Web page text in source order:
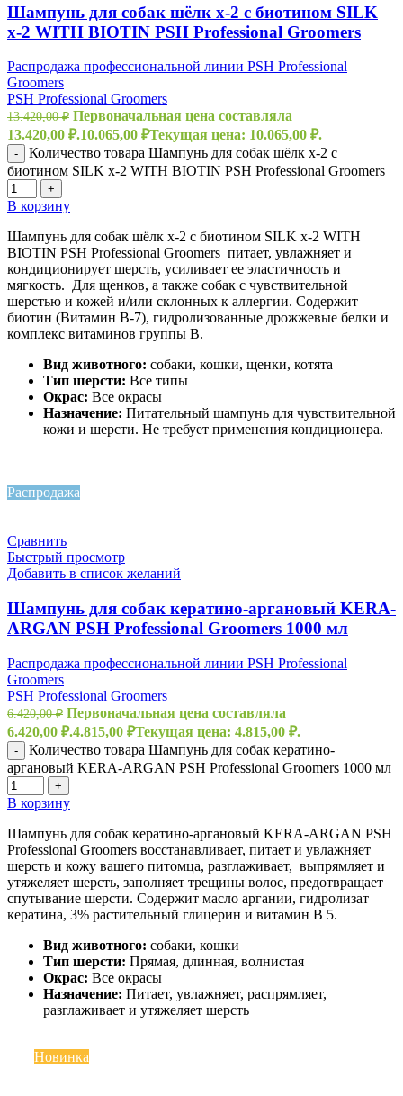
Шампунь для собак шёлк х-2 с биотином SILK
x-2 WITH BIOTIN PSH Professional Groomers
Распродажа профессиональной линии PSH Professional
Groomers
PSH Professional Groomers
13.420,00₽ Первоначальная цена составляла
13.420,00 ₽.10.065,00 ₽Текущая цена: 10.065,00 ₽.
-
Количество товара Шампунь для собак шёлк х-2 с
биотином SILK x-2 WITH BIOTIN PSH Professional Groomers
+
В корзину
Шампунь для собак шёлк х-2 с биотином SILK x-2 WITH
BIOTIN PSH Professional Groomers питает, увлажняет и
кондиционирует шерсть, усиливает ее эластичность и
мягкость. Для щенков, а также собак с чувствительной
шерстью и кожей и/или склонных к аллергии. Содержит
биотин (Витамин B-7), гидролизованные дрожжевые белки и
комплекс витаминов группы В.
Вид животного: собаки, кошки, щенки, котята
Тип шерсти: Все типы
Окрас: Все окрасы
Назначение: Питательный шампунь для чувствительной
кожи и шерсти. Не требует применения кондиционера.
Распродажа
Сравнить
Быстрый просмотр
Добавить в список желаний
Шампунь для собак кератино-аргановый KERA-
ARGAN PSH Professional Groomers 1000 мл
Распродажа профессиональной линии PSH Professional
Groomers
PSH Professional Groomers
6.420,00₽ Первоначальная цена составляла
6.420,00 ₽.4.815,00 ₽Текущая цена: 4.815,00 ₽.
-
Количество товара Шампунь для собак кератино-
аргановый KERA-ARGAN PSH Professional Groomers 1000 мл
+
В корзину
Шампунь для собак кератино-аргановый KERA-ARGAN PSH
Professional Groomers восстанавливает, питает и увлажняет
шерсть и кожу вашего питомца, разглаживает, выпрямляет и
утяжеляет шерсть, заполняет трещины волос, предотвращает
спутывание шерсти. Содержит масло аргании, гидролизат
кератина, 3% растительный глицерин и витамин B 5.
Вид животного: собаки, кошки
Тип шерсти: Прямая, длинная, волнистая
Окрас: Все окрасы
Назначение: Питает, увлажняет, распрямляет,
разглаживает и утяжеляет шерсть
Новинка